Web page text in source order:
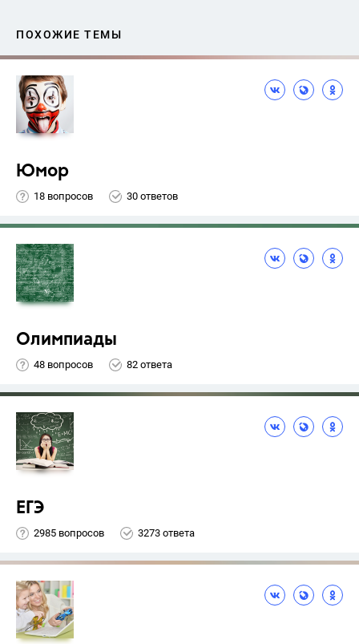
ПОХОЖИЕ ТЕМЫ
Юмор
18 вопросов 30 ответов
Олимпиады
48 вопросов 82 ответа
ЕГЭ
2985 вопросов 3273 ответа